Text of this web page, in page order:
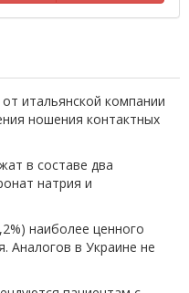
от итальянской компании
ношения контактных
в составе два
натрия и
наиболее ценного
Аналогов в Украине не